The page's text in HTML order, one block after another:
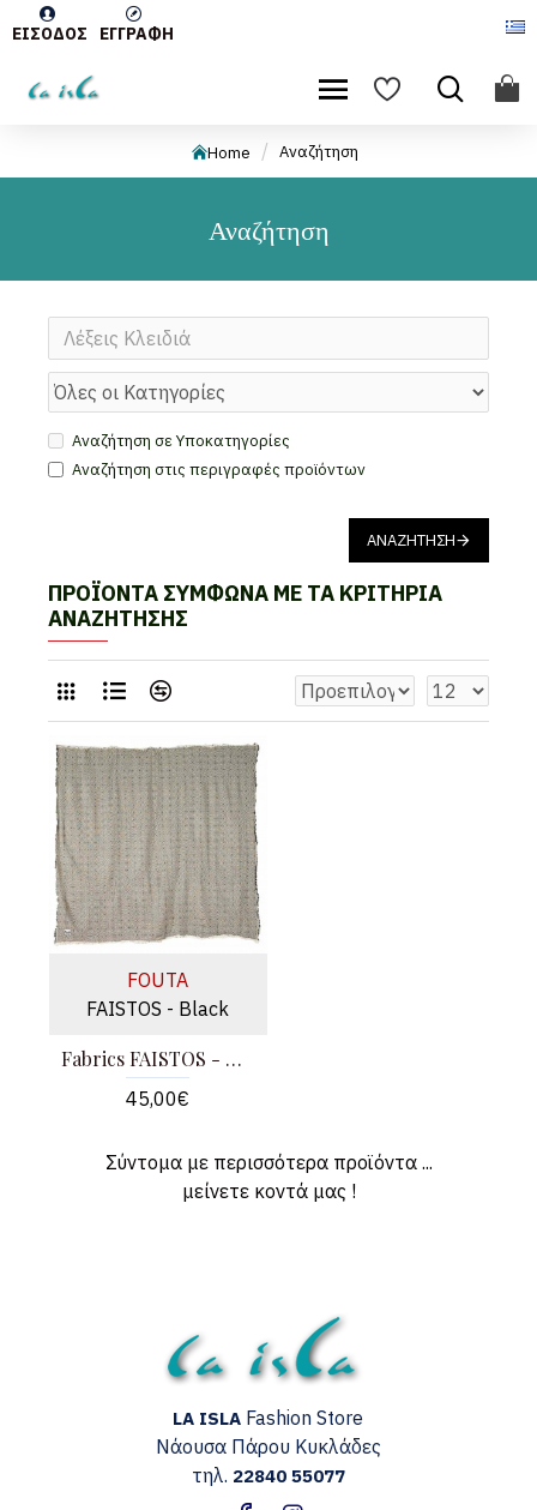
ΕΊΣΟΔΟΣ ΕΓΓΡΑΦΉ
Home Αναζήτηση
Αναζήτηση
Αναζήτηση σε Υποκατηγορίες
Αναζήτηση στις περιγραφές προϊόντων
ΑΝΑΖΉΤΗΣΗ
ΠΡΟΪΌΝΤΑ ΣΎΜΦΩΝΑ ΜΕ ΤΑ ΚΡΙΤΉΡΙΑ
ΑΝΑΖΉΤΗΣΗΣ
FOUTA
FAISTOS - Black
Fabrics FAISTOS - Μαύρο
45,00€
Σύντομα με περισσότερα προϊόντα ...
μείνετε κοντά μας !
LA ISLA Fashion Store
Νάουσα Πάρου Κυκλάδες
τηλ. 22840 55077